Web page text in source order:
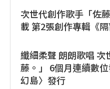
次世代創作歌手「佐
載 第2張創作專輯《
纖細柔聲 朗朗歌唱 次
藤。」 6個月連續數
幻島〉發行